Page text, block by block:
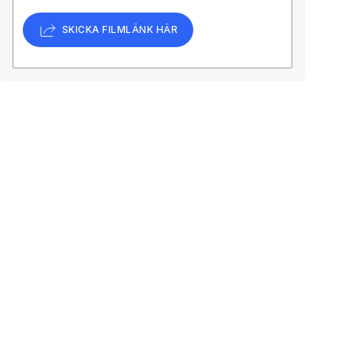
SKICKA FILMLÄNK HÄR